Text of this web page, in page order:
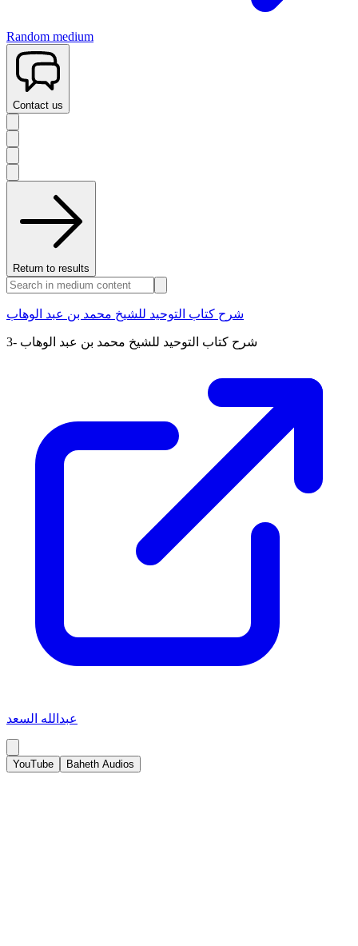
Random medium
Contact us
Return to results
شرح كتاب التوحيد للشيخ محمد بن عبد الوهاب
3- شرح كتاب التوحيد للشيخ محمد بن عبد الوهاب
عبدالله السعد
YouTube Baheth Audios